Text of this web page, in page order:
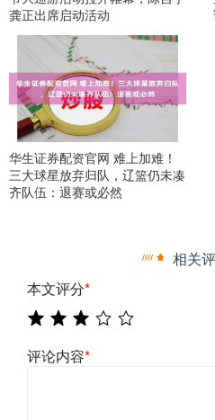
龚正出席启动活动
华生证券配资官网 难上加难！
三大球星放弃归队，辽篮仍未凑
齐队伍：退赛或必然
相关
本文评分*
评论内容*